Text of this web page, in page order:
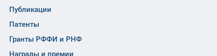
Публикации
Патенты
Гранты РФФИ и РНФ
Награды и премии